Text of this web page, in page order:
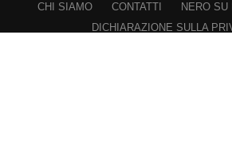
CHI SIAMO CONTATTI
NERO SU
DICHIARAZIONE SULLA